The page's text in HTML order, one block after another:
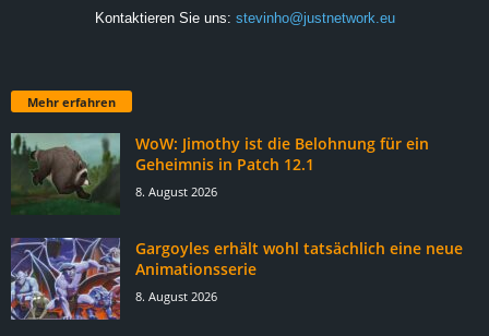
Kontaktieren Sie uns: stevinho@justnetwork.eu
Mehr erfahren
WoW: Jimothy ist die Belohnung für ein
Geheimnis in Patch 12.1
8. August 2026
Gargoyles erhält wohl tatsächlich eine neue
Animationsserie
8. August 2026